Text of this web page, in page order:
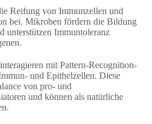
Reifung von Immunzellen und
bei. Mikroben fördern die Bildung
unterstützen Immuntoleranz
mit Pattern-Recognition-
und Epithelzellen. Diese
von pro- und
und können als natürliche